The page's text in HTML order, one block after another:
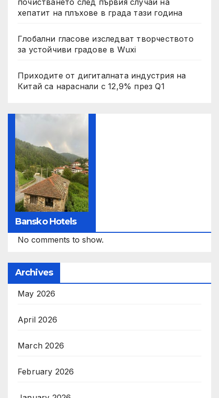
почистването след първия случай на
хепатит на плъхове в града тази година
Глобални гласове изследват творчеството
за устойчиви градове в Wuxi
Приходите от дигиталната индустрия на
Китай са нараснали с 12,9% през Q1
Bansko Hotels
No comments to show.
Archives
May 2026
April 2026
March 2026
February 2026